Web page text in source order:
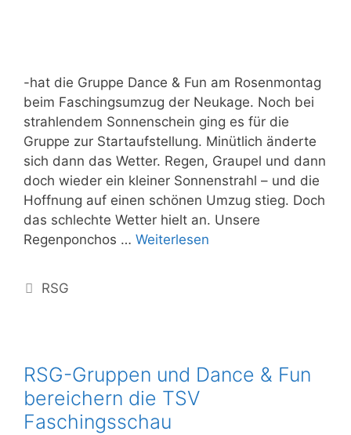
-hat die Gruppe Dance & Fun am Rosenmontag
beim Faschingsumzug der Neukage. Noch bei
strahlendem Sonnenschein ging es für die
Gruppe zur Startaufstellung. Minütlich änderte
sich dann das Wetter. Regen, Graupel und dann
doch wieder ein kleiner Sonnenstrahl – und die
Hoffnung auf einen schönen Umzug stieg. Doch
das schlechte Wetter hielt an. Unsere
Regenponchos … Weiterlesen
RSG
RSG-Gruppen und Dance & Fun
bereichern die TSV
Faschingsschau